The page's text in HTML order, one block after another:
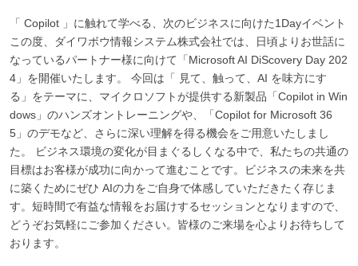
「 Copilot 」に触れて学べる、次のビジネスに向けた1Dayイベント
この度、ダイワボウ情報システム株式会社では、日頃よりお世話に
なっているパートナー様に向けて「Microsoft AI DiScovery Day 202
4」を開催いたします。 今回は「 見て、触って、AI を味方にす
る」をテーマに、マイクロソフトが提供する新製品「Copilot in Win
dows」のハンズオントレーニングや、「Copilot for Microsoft 36
5」のデモなど、さらに深い理解を得る機会をご用意いたしまし
た。 ビジネス環境の変化が目まぐるしくなる中で、私たちの共通の
目標はお客様が成功に向かって進むことです。ビジネスの未来を共
に築くためにぜひ AIの力をご自身で体感していただきたく存じま
す。短時間で有益な情報をお届けするセッションとなりますので、
どうぞお気軽にご参加ください。皆様のご来場を心よりお待ちして
おります。